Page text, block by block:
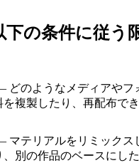
下の条件に従う
どのようなメディアやフ
を複製したり、再配布でき
マテリアルをリミックス
、別の作品のベースにし